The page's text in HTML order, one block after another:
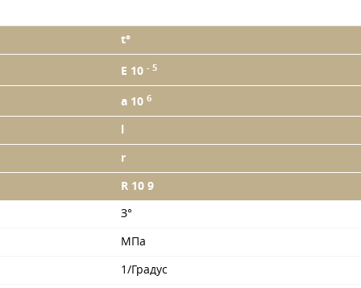
t°
E 10 - 5
a 10 6
r
R 10 9
З°
МПа
1/Градус